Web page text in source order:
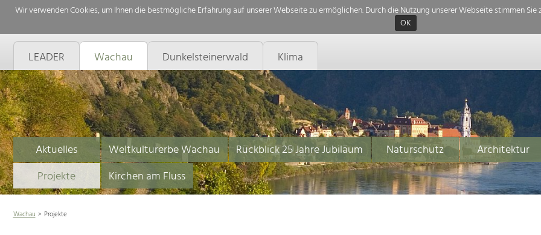
Wir verwenden Cookies, um Ihnen die bestmögliche Erfahrung auf unserer Webseite zu ermöglichen. Durch die Nutzung unserer Webseite stimmen
OK
LEADER Wachau Dunkelsteinerwald Klima
Aktuelles Weltkulturerbe Wachau Rückblick 25 Jahre Jubiläum Naturschutz Architektur
Projekte
Kirchen am Fluss
Wachau Projekte